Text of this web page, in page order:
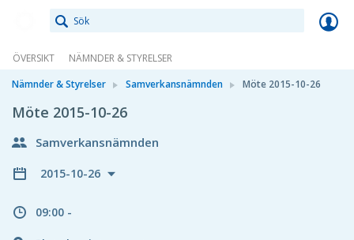
ÖVERSIKT
NÄMNDER & STYRELSER
Nämnder & Styrelser
Samverkansnämnden Möte 2015-10-26
Möte 2015-10-26
Samverkansnämnden
2015-10-26
09:00 -